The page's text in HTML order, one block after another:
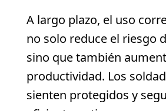
A largo plazo, el uso
no solo reduce el riesgo
sino que también
productividad. Los
sienten protegidos y